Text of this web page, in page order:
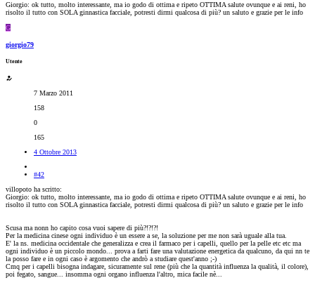
Giorgio: ok tutto, molto interessante, ma io godo di ottima e ripeto OTTIMA salute ovunque e ai reni, ho
risolto il tutto con SOLA ginnastica facciale, potresti dirmi qualcosa di più? un saluto e grazie per le info
G
giorgio79
Utente
7 Marzo 2011
158
0
165
4 Ottobre 2013
#42
villopoto ha scritto:
Giorgio: ok tutto, molto interessante, ma io godo di ottima e ripeto OTTIMA salute ovunque e ai reni, ho
risolto il tutto con SOLA ginnastica facciale, potresti dirmi qualcosa di più? un saluto e grazie per le info
Scusa ma nonn ho capito cosa vuoi sapere di più?!?!?!
Per la medicina cinese ogni individuo è un essere a se, la soluzione per me non sarà uguale alla tua.
E' la ns. medicina occidentale che generalizza e crea il farmaco per i capelli, quello per la pelle etc etc ma
ogni individuo è un piccolo mondo... prova a farti fare una valutazione energetica da qualcuno, da qui nn te
la posso fare e in ogni caso è argomento che andrò a studiare quest'anno ;-)
Cmq per i capelli bisogna indagare, sicuramente sul rene (più che la quantità influenza la qualità, il colore),
poi fegato, sangue... insomma ogni organo influenza l'altro, mica facile nè...